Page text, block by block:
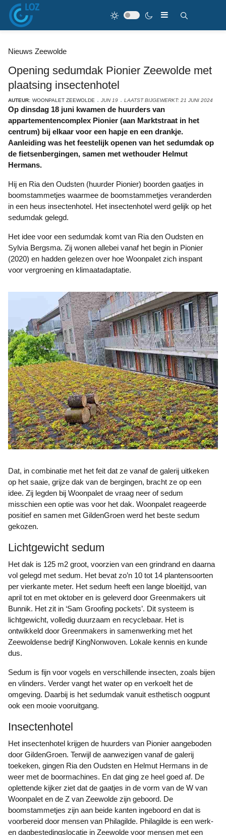
Nieuws Zeewolde
Opening sedumdak Pionier Zeewolde met
plaatsing insectenhotel
AUTEUR: WOONPALET ZEEWOLDE JUN 19 LAATST BIJGEWERKT: 21 JUNI 2024
Op dinsdag 18 juni kwamen de huurders van
appartementencomplex Pionier (aan Marktstraat in het
centrum) bij elkaar voor een hapje en een drankje.
Aanleiding was het feestelijk openen van het sedumdak op
de fietsenbergingen, samen met wethouder Helmut
Hermans.
Hij en Ria den Oudsten (huurder Pionier) boorden gaatjes in
boomstammetjes waarmee de boomstammetjes veranderden
in een heus insectenhotel. Het insectenhotel werd gelijk op het
sedumdak gelegd.
Het idee voor een sedumdak komt van Ria den Oudsten en
Sylvia Bergsma. Zij wonen allebei vanaf het begin in Pionier
(2020) en hadden gelezen over hoe Woonpalet zich inspant
voor vergroening en klimaatadaptatie.
Dat, in combinatie met het feit dat ze vanaf de galerij uitkeken
op het saaie, grijze dak van de bergingen, bracht ze op een
idee. Zij legden bij Woonpalet de vraag neer of sedum
misschien een optie was voor het dak. Woonpalet reageerde
positief en samen met GildenGroen werd het beste sedum
gekozen.
Lichtgewicht sedum
Het dak is 125 m2 groot, voorzien van een grindrand en daarna
vol gelegd met sedum. Het bevat zo’n 10 tot 14 plantensoorten
per vierkante meter. Het sedum heeft een lange bloeitijd, van
april tot en met oktober en is geleverd door Greenmakers uit
Bunnik. Het zit in ‘Sam Groofing pockets’. Dit systeem is
lichtgewicht, volledig duurzaam en recyclebaar. Het is
ontwikkeld door Greenmakers in samenwerking met het
Zeewoldense bedrijf KingNonwoven. Lokale kennis en kunde
dus.
Sedum is fijn voor vogels en verschillende insecten, zoals bijen
en vlinders. Verder vangt het water op en verkoelt het de
omgeving. Daarbij is het sedumdak vanuit esthetisch oogpunt
ook een mooie vooruitgang.
Insectenhotel
Het insectenhotel krijgen de huurders van Pionier aangeboden
door GildenGroen. Terwijl de aanwezigen vanaf de galerij
toekeken, gingen Ria den Oudsten en Helmut Hermans in de
weer met de boormachines. En dat ging ze heel goed af. De
oplettende kijker ziet dat de gaatjes in de vorm van de W van
Woonpalet en de Z van Zeewolde zijn geboord. De
boomstammetjes zijn aan beide kanten ingeboord en dat is
voorbereid door mensen van Philagilde. Philagilde is een werk-
en dagbestedingslocatie in Zeewolde voor mensen met een